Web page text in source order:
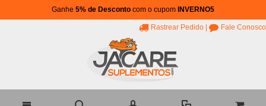
Ganhe 5% de Desconto com o cupom INVERNO5
Rastrear Pedido Fale Conosco